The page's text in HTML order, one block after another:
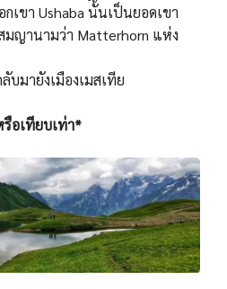
กเขา Ushaba นั้นเป็นยอดเขา
มญานามว่า Matterhorn แห่ง
บมายังเมืองเมสเทีย
อเทียบเท่า*